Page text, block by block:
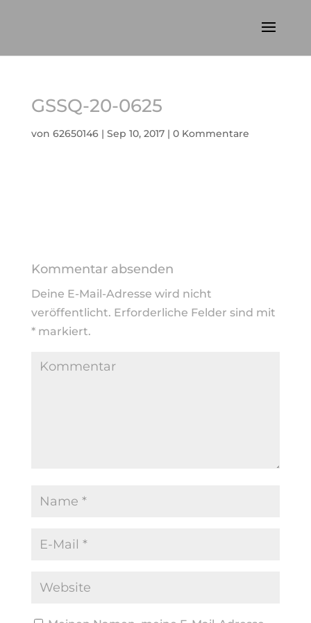
GSSQ-20-0625
von 62650146| Sep 10, 2017| 0 Kommentare
Kommentar absenden
Deine E-Mail-Adresse wird nicht
veröffentlicht. Erforderliche Felder sind mit
*markiert.